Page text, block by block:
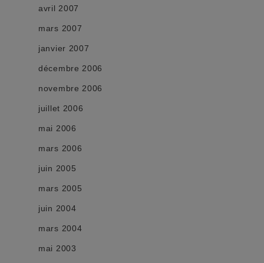
avril 2007
mars 2007
janvier 2007
décembre 2006
novembre 2006
juillet 2006
mai 2006
mars 2006
juin 2005
mars 2005
juin 2004
mars 2004
mai 2003